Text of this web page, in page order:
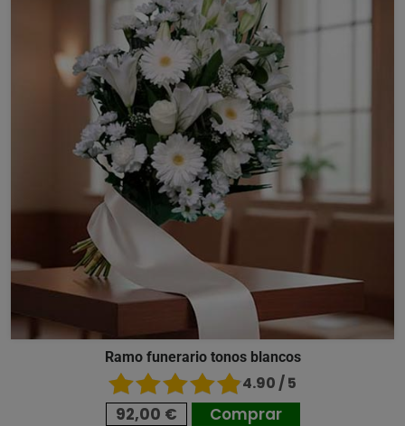
Ramo funerario tonos blancos
4.90 / 5
92,00 € Comprar